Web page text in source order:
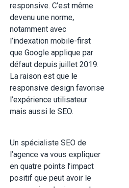
responsive. C’est même
devenu une norme,
notamment avec
l’indexation mobile-first
que Google applique par
défaut depuis juillet 2019.
La raison est que le
responsive design favorise
l’expérience utilisateur
mais aussi le SEO.
Un spécialiste SEO de
l’agence va vous expliquer
en quatre points l’impact
positif que peut avoir le